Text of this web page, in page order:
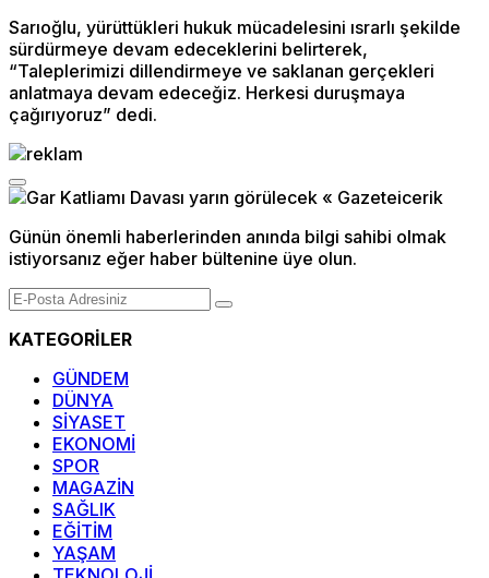
Sarıoğlu, yürüttükleri hukuk mücadelesini ısrarlı şekilde
sürdürmeye devam edeceklerini belirterek,
“Taleplerimizi dillendirmeye ve saklanan gerçekleri
anlatmaya devam edeceğiz. Herkesi duruşmaya
çağırıyoruz” dedi.
Günün önemli haberlerinden anında bilgi sahibi olmak
istiyorsanız eğer haber bültenine üye olun.
KATEGORİLER
GÜNDEM
DÜNYA
SİYASET
EKONOMİ
SPOR
MAGAZİN
SAĞLIK
EĞİTİM
YAŞAM